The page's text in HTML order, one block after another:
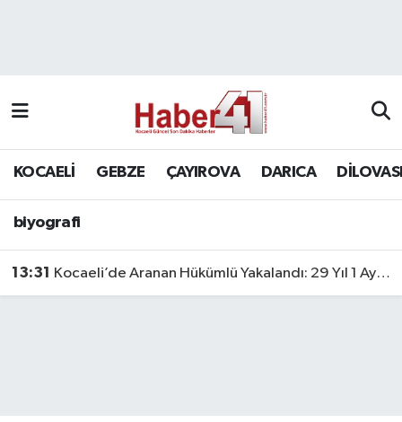
KOCAELİ GEBZE ÇAYIROVA DARICA
biyografi
13:31 Kocaeli’de Aranan Hükümlü Yakalandı: 29 Yıl 1 Ay Hapis Cezası Bulunuyordu
SPOR
Bilim, Teknoloji
ÇAYIROVA
DARICA
DİLOVASI
KÖRFEZ
Hava Durumu
Namaz Vakitleri
Trafik Durumu
Süper Lig Puan Durumu ve Fikstür
Tüm Manşetler